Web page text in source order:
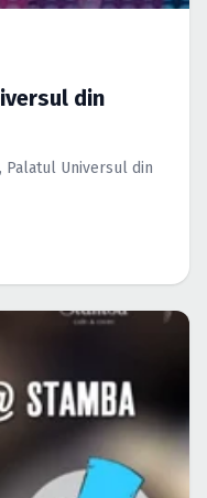
din
Palatul Universul din